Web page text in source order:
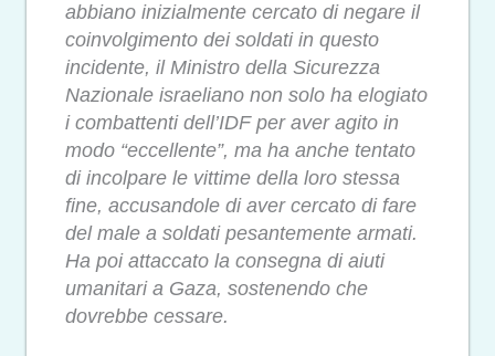
abbiano inizialmente cercato di negare il
coinvolgimento dei soldati in questo
incidente, il Ministro della Sicurezza
Nazionale israeliano non solo ha elogiato
i combattenti dell’IDF per aver agito in
modo “eccellente”, ma ha anche tentato
di incolpare le vittime della loro stessa
fine, accusandole di aver cercato di fare
del male a soldati pesantemente armati.
Ha poi attaccato la consegna di aiuti
umanitari a Gaza, sostenendo che
dovrebbe cessare.